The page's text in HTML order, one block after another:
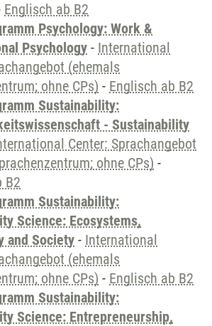
Englisch ab B2
Psychology: Work &
Psychology - International
(ehemals
ohne CPs) - Englisch ab B2
Sustainability:
- Sustainability
Center: Sprachangebot
ohne CPs) -
B2
Sustainability:
Science: Ecosystems,
and Society - International
(ehemals
ohne CPs) - Englisch ab B2
Sustainability:
Science: Entrepreneurship,